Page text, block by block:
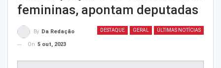
femininas, apontam deputadas
DESTAQUE GERAL ÚLTIMAS NOTÍCIAS
By Da Redação
On 5 out, 2023